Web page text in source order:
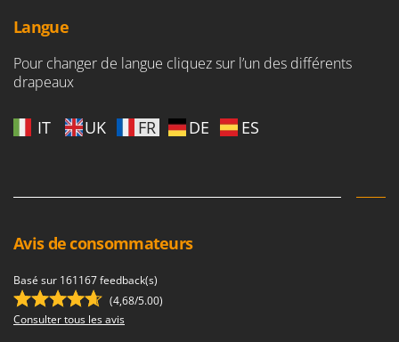
Spring Protezione
Spyro
Stanley
Stiga
Stocker
TecnoGen
Tellarini Pompe
Telwin
Tenco
Langue
Pour changer de langue cliquez sur l’un des différents
drapeaux
IT UK FR DE ES
Avis de consommateurs
Basé sur 161167 feedback(s)
(4,68/5.00)
Consulter tous les avis